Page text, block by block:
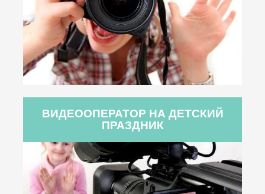
ВИДЕООПЕРАТОР НА ДЕТСКИЙ
ПРАЗДНИК